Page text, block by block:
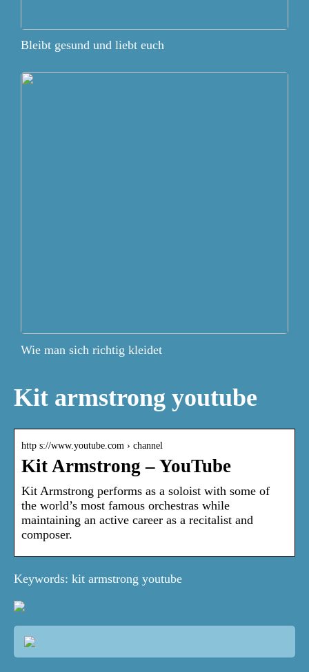
Bleibt gesund und liebt euch
Wie man sich richtig kleidet
Kit armstrong youtube
http s://www.youtube.com › channel
Kit Armstrong – YouTube
Kit Armstrong performs as a soloist with some of
the world’s most famous orchestras while
maintaining an active career as a recitalist and
composer.
Keywords: kit armstrong youtube